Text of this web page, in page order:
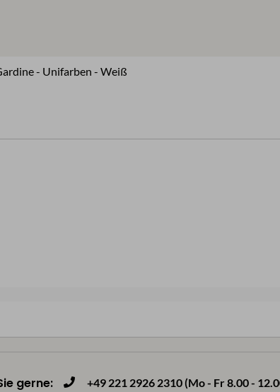
- Unifarben - Weiß
gerne: +49 221 2926 2310 (Mo - Fr 8.00 -